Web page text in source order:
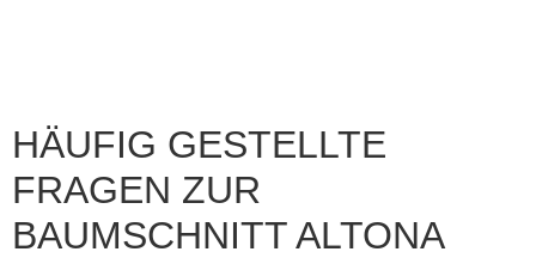
HÄUFIG GESTELLTE
FRAGEN ZUR
BAUMSCHNITT ALTONA